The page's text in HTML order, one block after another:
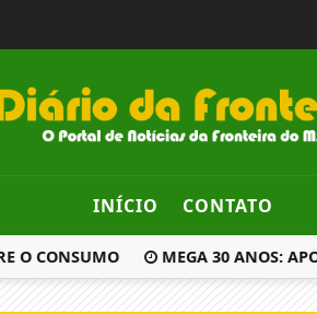
INÍCIO CONTATO
O CONSUMO MEGA 30 ANOS: